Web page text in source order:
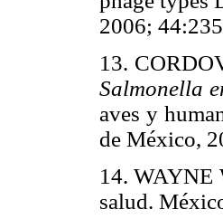
2006;
13.
Salmonella
aves y
de
14. WAYNE
salud.